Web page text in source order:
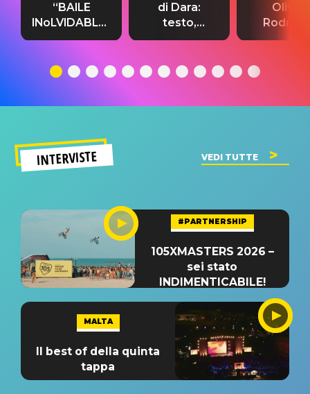
“BAILE
INoLVIDABLE”:
testo,
significato
di Dara:
testo,
traduzione e
del singolo
Olivia
testo,
INTERVISTE VEDI TUTTE
#PARTNERSHIP
105XMASTERS 2026 –
sei stato
INDIMENTICABILE!
MALTA
Il best of della quinta
tappa